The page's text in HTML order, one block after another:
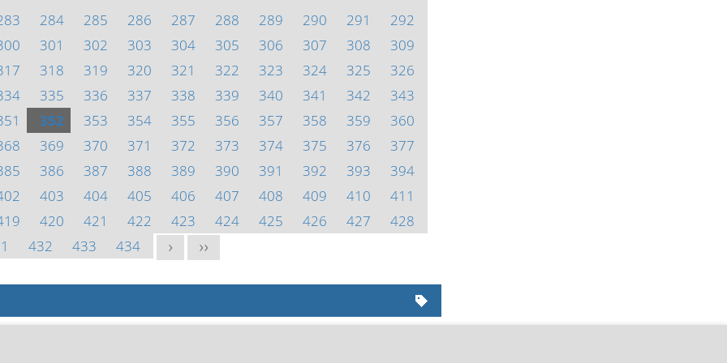
284 285 286 287 288 289 290 291
292
301 302 303 304 305 306 307 308
309
318 319 320 321 322 323 324 325
326
335 336 337 338 339 340 341 342
343
352 353 354 355 356 357 358 359
360
369 370 371 372 373 374 375 376
377
386 387 388 389 390 391 392 393
394
403 404 405 406 407 408 409 410
411
420 421 422 423 424 425 426 427
428
432 433 434 > >>